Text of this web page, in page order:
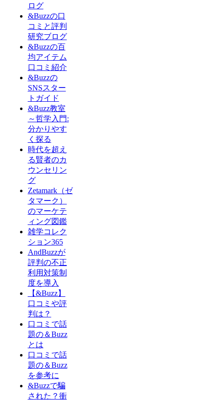
ログ
&Buzzの口
コミと評判
研究ブログ
&Buzzの百
均アイテム
口コミ紹介
&Buzzの
SNSスター
トガイド
&Buzz教室
～哲学入門:
分かりやす
く探る
時代を超え
る賢者のカ
ウンセリン
グ
Zetamark（ゼ
タマーク）
のマーケテ
ィング図鑑
雑学コレク
ション365
AndBuzzが
評判の不正
利用対策制
度を導入
【&Buzz】
口コミや評
判は？
口コミで話
題の＆Buzz
とは
口コミで話
題の＆Buzz
を参考に
&Buzzで騙
された？衝